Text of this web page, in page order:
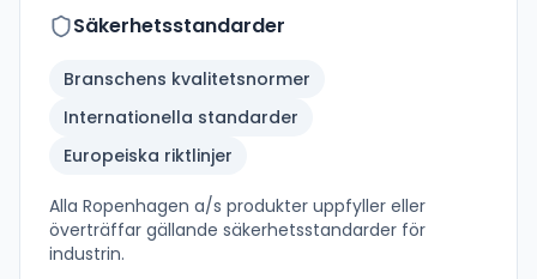
Säkerhetsstandarder
Branschens kvalitetsnormer
Internationella standarder
Europeiska riktlinjer
Alla Ropenhagen a/s produkter uppfyller eller
överträffar gällande säkerhetsstandarder för
industrin.